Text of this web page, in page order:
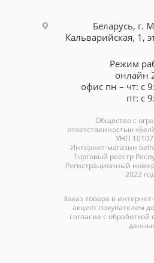
Беларусь, г.
Кальварийская, 1,
Режим
онлайн
офис пн – чт: с
пт: с
Общество с
ответственностью
УНП
Интернет-магазин
Торговый реестр
Регистрационный
2022
Заказ товара в
акцепт покупателем
согласие с